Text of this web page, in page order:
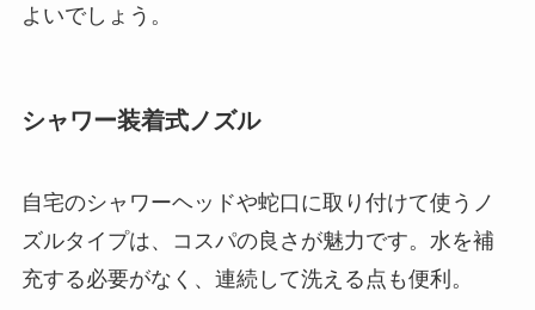
よいでしょう。
シャワー装着式ノズル
自宅のシャワーヘッドや蛇口に取り付けて使うノ
ズルタイプは、コスパの良さが魅力です。水を補
充する必要がなく、連続して洗える点も便利。